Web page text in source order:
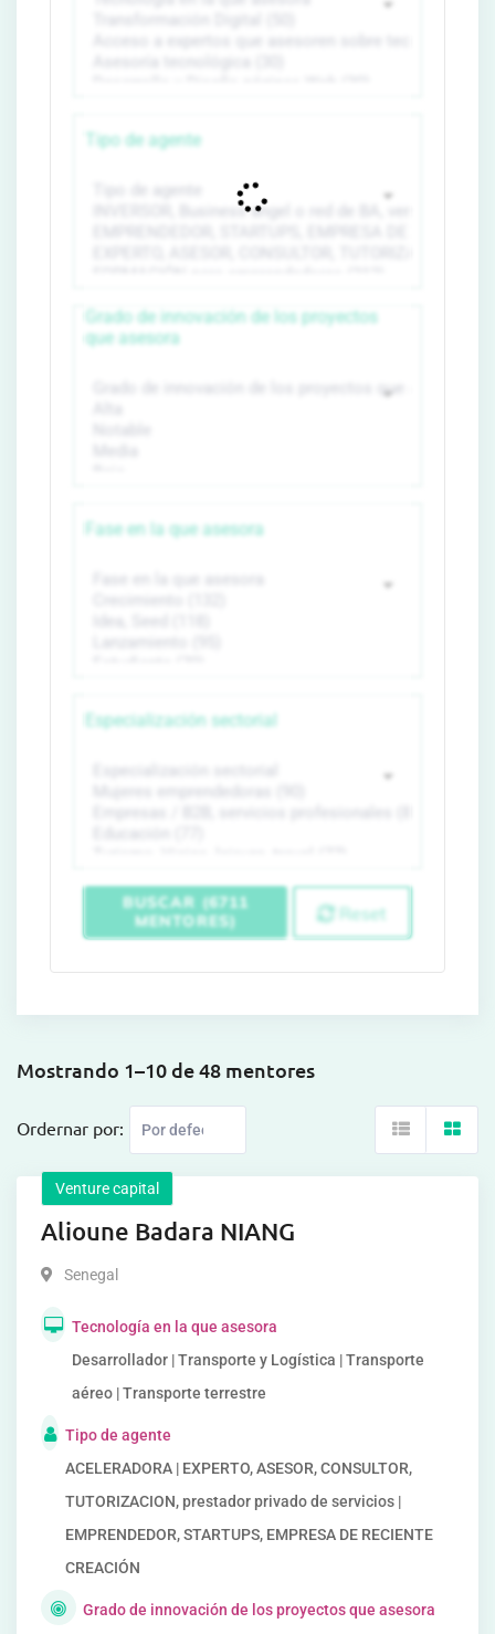
Tipo de agente
Grado de innovación de los proyectos
que asesora
Fase en la que asesora
Especialización sectorial
BUSCAR (6711
MENTORES)
Reset
Mostrando 1–10 de 48 mentores
Ordernar por:
Venture capital
Alioune Badara NIANG
Senegal
Tecnología en la que asesora
Desarrollador | Transporte y Logística | Transporte
aéreo | Transporte terrestre
Tipo de agente
ACELERADORA | EXPERTO, ASESOR, CONSULTOR,
TUTORIZACION, prestador privado de servicios |
EMPRENDEDOR, STARTUPS, EMPRESA DE RECIENTE
CREACIÓN
Grado de innovación de los proyectos que asesora